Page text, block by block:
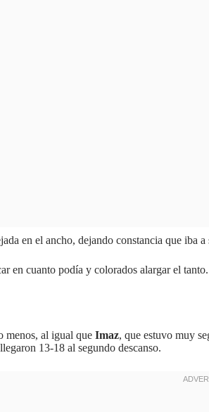
en el ancho, dejando constancia que iba
en cuanto podía y colorados alargar el
menos, al igual que Imaz, que estuvo muy
13-18 al segundo descanso.